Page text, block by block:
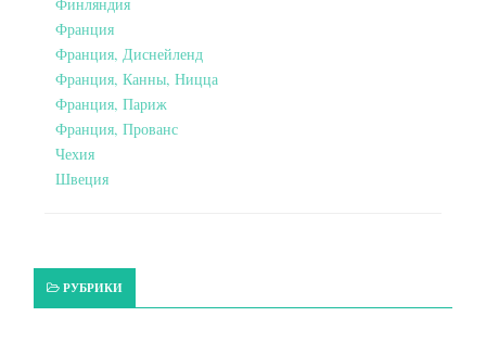
Франция
Франция, Диснейленд
Франция, Канны, Ницца
Франция, Париж
Франция, Прованс
Чехия
Швеция
РУБРИКИ